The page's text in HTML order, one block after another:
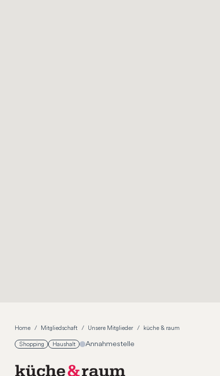
Home Mitgliedschaft Unsere Mitglieder
küche & raum
Shopping
Haushalt Annahmestelle